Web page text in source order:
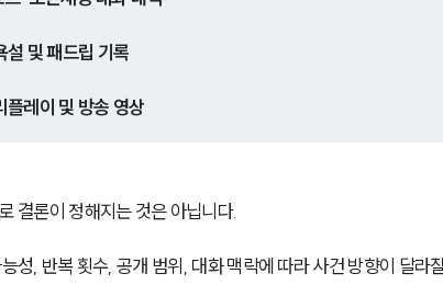
설 및 패드립 기록
플레이 및 방송 영상
결론이 정해지는 것은 아닙니다.
성, 반복 횟수, 공개 범위, 대화 맥락에 따라 사건 방향이 달라